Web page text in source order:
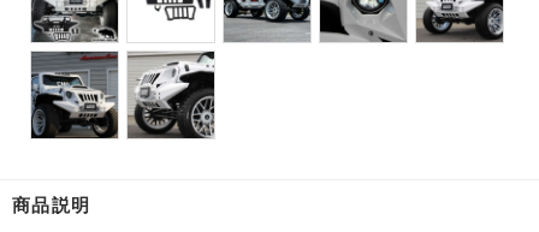
商品説明